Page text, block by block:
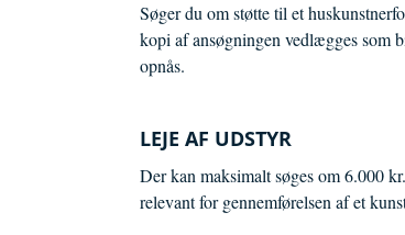
Søger du om støtte til et
kopi af ansøgningen vedlægges som
opnås.
LEJE AF UDSTYR
Der kan maksimalt søges om 6.000
relevant for gennemførelsen af et